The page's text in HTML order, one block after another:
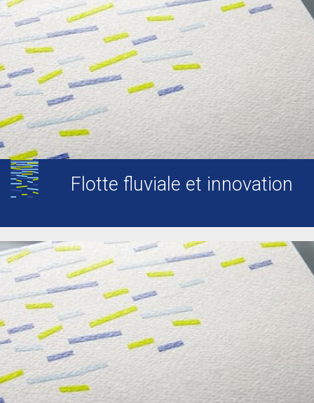
Flotte fluviale et innovation